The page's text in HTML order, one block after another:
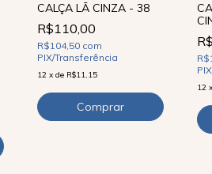
CALÇA LÃ CINZA - 38
R$110,00
R$104,50 com
PIX/Transferência
12 xde R$11,15
12